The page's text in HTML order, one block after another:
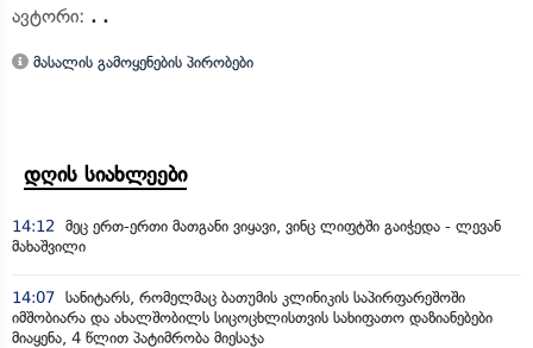
ავტორი: . .
მასალის გამოყენების პირობები
დღის სიახლეები
14:12 მეც ერთ-ერთი მათგანი ვიყავი, ვინც ლიფტში გაიჭედა - ლევან
მახაშვილი
14:07 სანიტარს, რომელმაც ბათუმის კლინიკის საპირფარეშოში
იმშობიარა და ახალშობილს სიცოცხლისთვის სახიფათო დაზიანებები
მიაყენა, 4 წლით პატიმრობა მიესაჯა